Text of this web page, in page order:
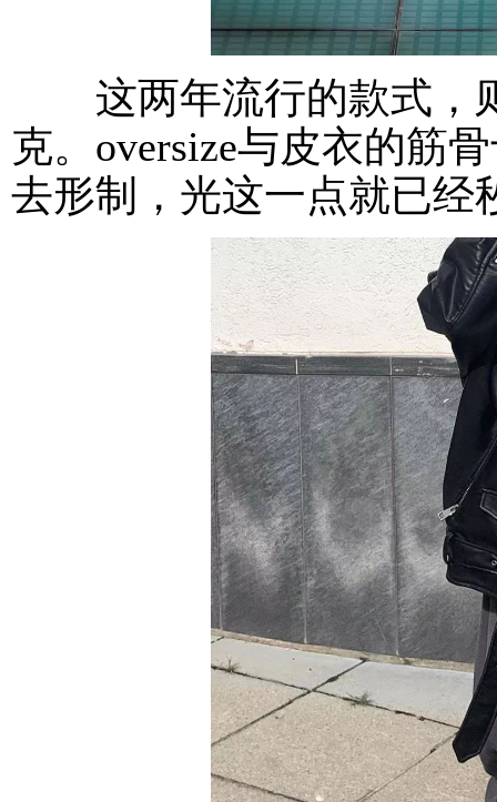
这两年流行的款式，则
克。oversize与皮衣的筋
去形制，光这一点就已经